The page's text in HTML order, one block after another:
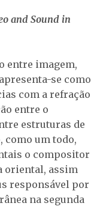
and Sound in
entre imagem,
apresenta-se como
com a refração
entre o
estruturas de
como um todo,
o compositor
oriental, assim
responsável por
na segunda